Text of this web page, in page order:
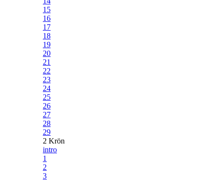
15
16
17
18
19
20
21
22
23
24
25
26
27
28
29
2 Krön
intro
1
2
3